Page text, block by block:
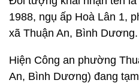
1988, ngụ ấp Hoà Lân 1,
xã Thuận An, Bình Dương.
Hiện Công an phường
An, Bình Dương) đang